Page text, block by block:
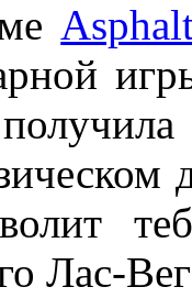
Лас-